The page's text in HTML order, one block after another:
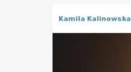
Kamila Kalinowska